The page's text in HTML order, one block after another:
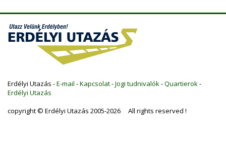
Erdélyi Utazás -E-mail -Kapcsolat-Jogi tudnivalók -Quartierok -
Erdélyi Utazás
copyright © Erdélyi Utazás 2005-2026 All rights reserved !